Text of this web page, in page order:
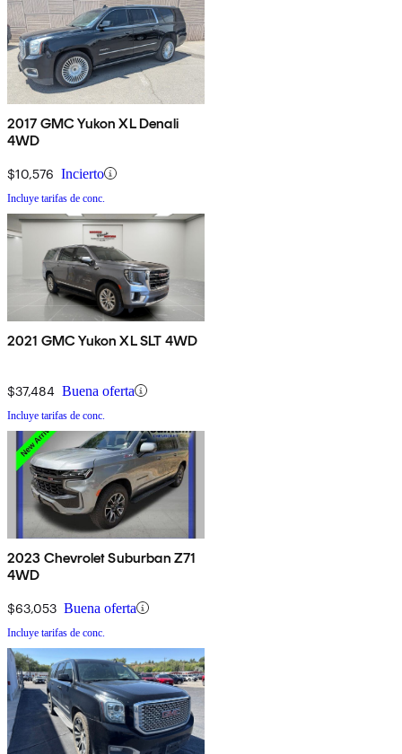
2017 GMC Yukon XL Denali
4WD
$10,576 Incierto
Incluye tarifas de conc.
2021 GMC Yukon XL SLT 4WD
$37,484 Buena oferta
Incluye tarifas de conc.
2023 Chevrolet Suburban Z71
4WD
$63,053 Buena oferta
Incluye tarifas de conc.